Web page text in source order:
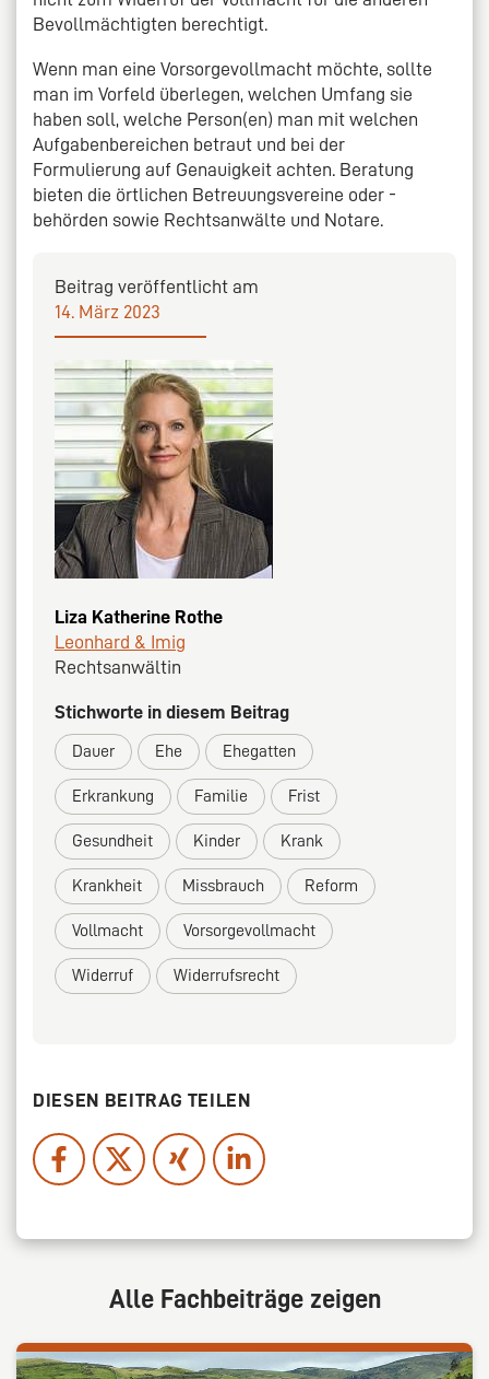
Bevollmächtigten berechtigt.
Wenn man eine Vorsorgevollmacht möchte, sollte
man im Vorfeld überlegen, welchen Umfang sie
haben soll, welche Person(en) man mit welchen
Aufgabenbereichen betraut und bei der
Formulierung auf Genauigkeit achten. Beratung
bieten die örtlichen Betreuungsvereine oder -
behörden sowie Rechtsanwälte und Notare.
Beitrag veröffentlicht am
14. März 2023
Liza Katherine Rothe
Leonhard & Imig
Rechtsanwältin
Stichworte in diesem Beitrag
Dauer Ehe Ehegatten
Erkrankung Familie Frist
Gesundheit Kinder Krank
Krankheit Missbrauch Reform
Vollmacht Vorsorgevollmacht
Widerruf Widerrufsrecht
DIESEN BEITRAG TEILEN
Alle Fachbeiträge zeigen